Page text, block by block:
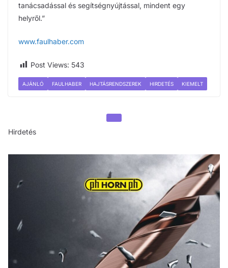
tanácsadással és segítségnyújtással, mindent egy
helyről.”
www.faulhaber.com
Post Views: 543
AJÁNLÓ FAULHABER HAJTÁSRENDSZEREK HIRDETÉS KIEMELT
Hirdetés